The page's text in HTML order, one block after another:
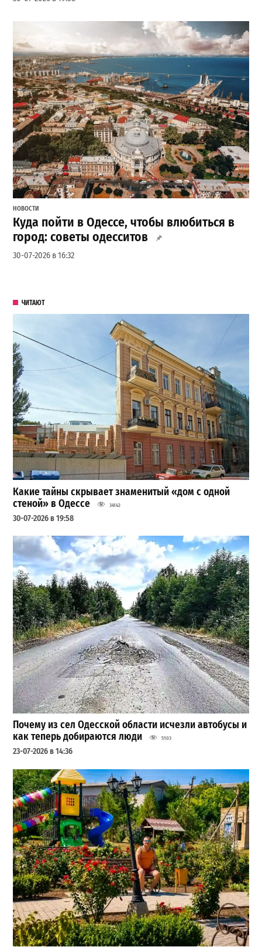
НОВОСТИ
Куда пойти в Одессе, чтобы влюбиться в
город: советы одесситов
30-07-2026 в 16:32
ЧИТАЮТ
Какие тайны скрывает знаменитый «дом с одной
стеной» в Одессе
34142
30-07-2026 в 19:58
Почему из сел Одесской области исчезли автобусы и
как теперь добираются люди
5103
23-07-2026 в 14:36